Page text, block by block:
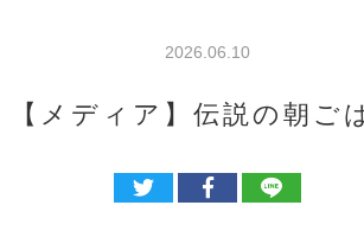
2026.06.10
【メディア】伝説の朝ご